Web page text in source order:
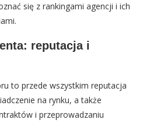
się z rankingami agencji i ich
reputacja i
to przede wszystkim reputacja
na rynku, a także
i przeprowadzaniu